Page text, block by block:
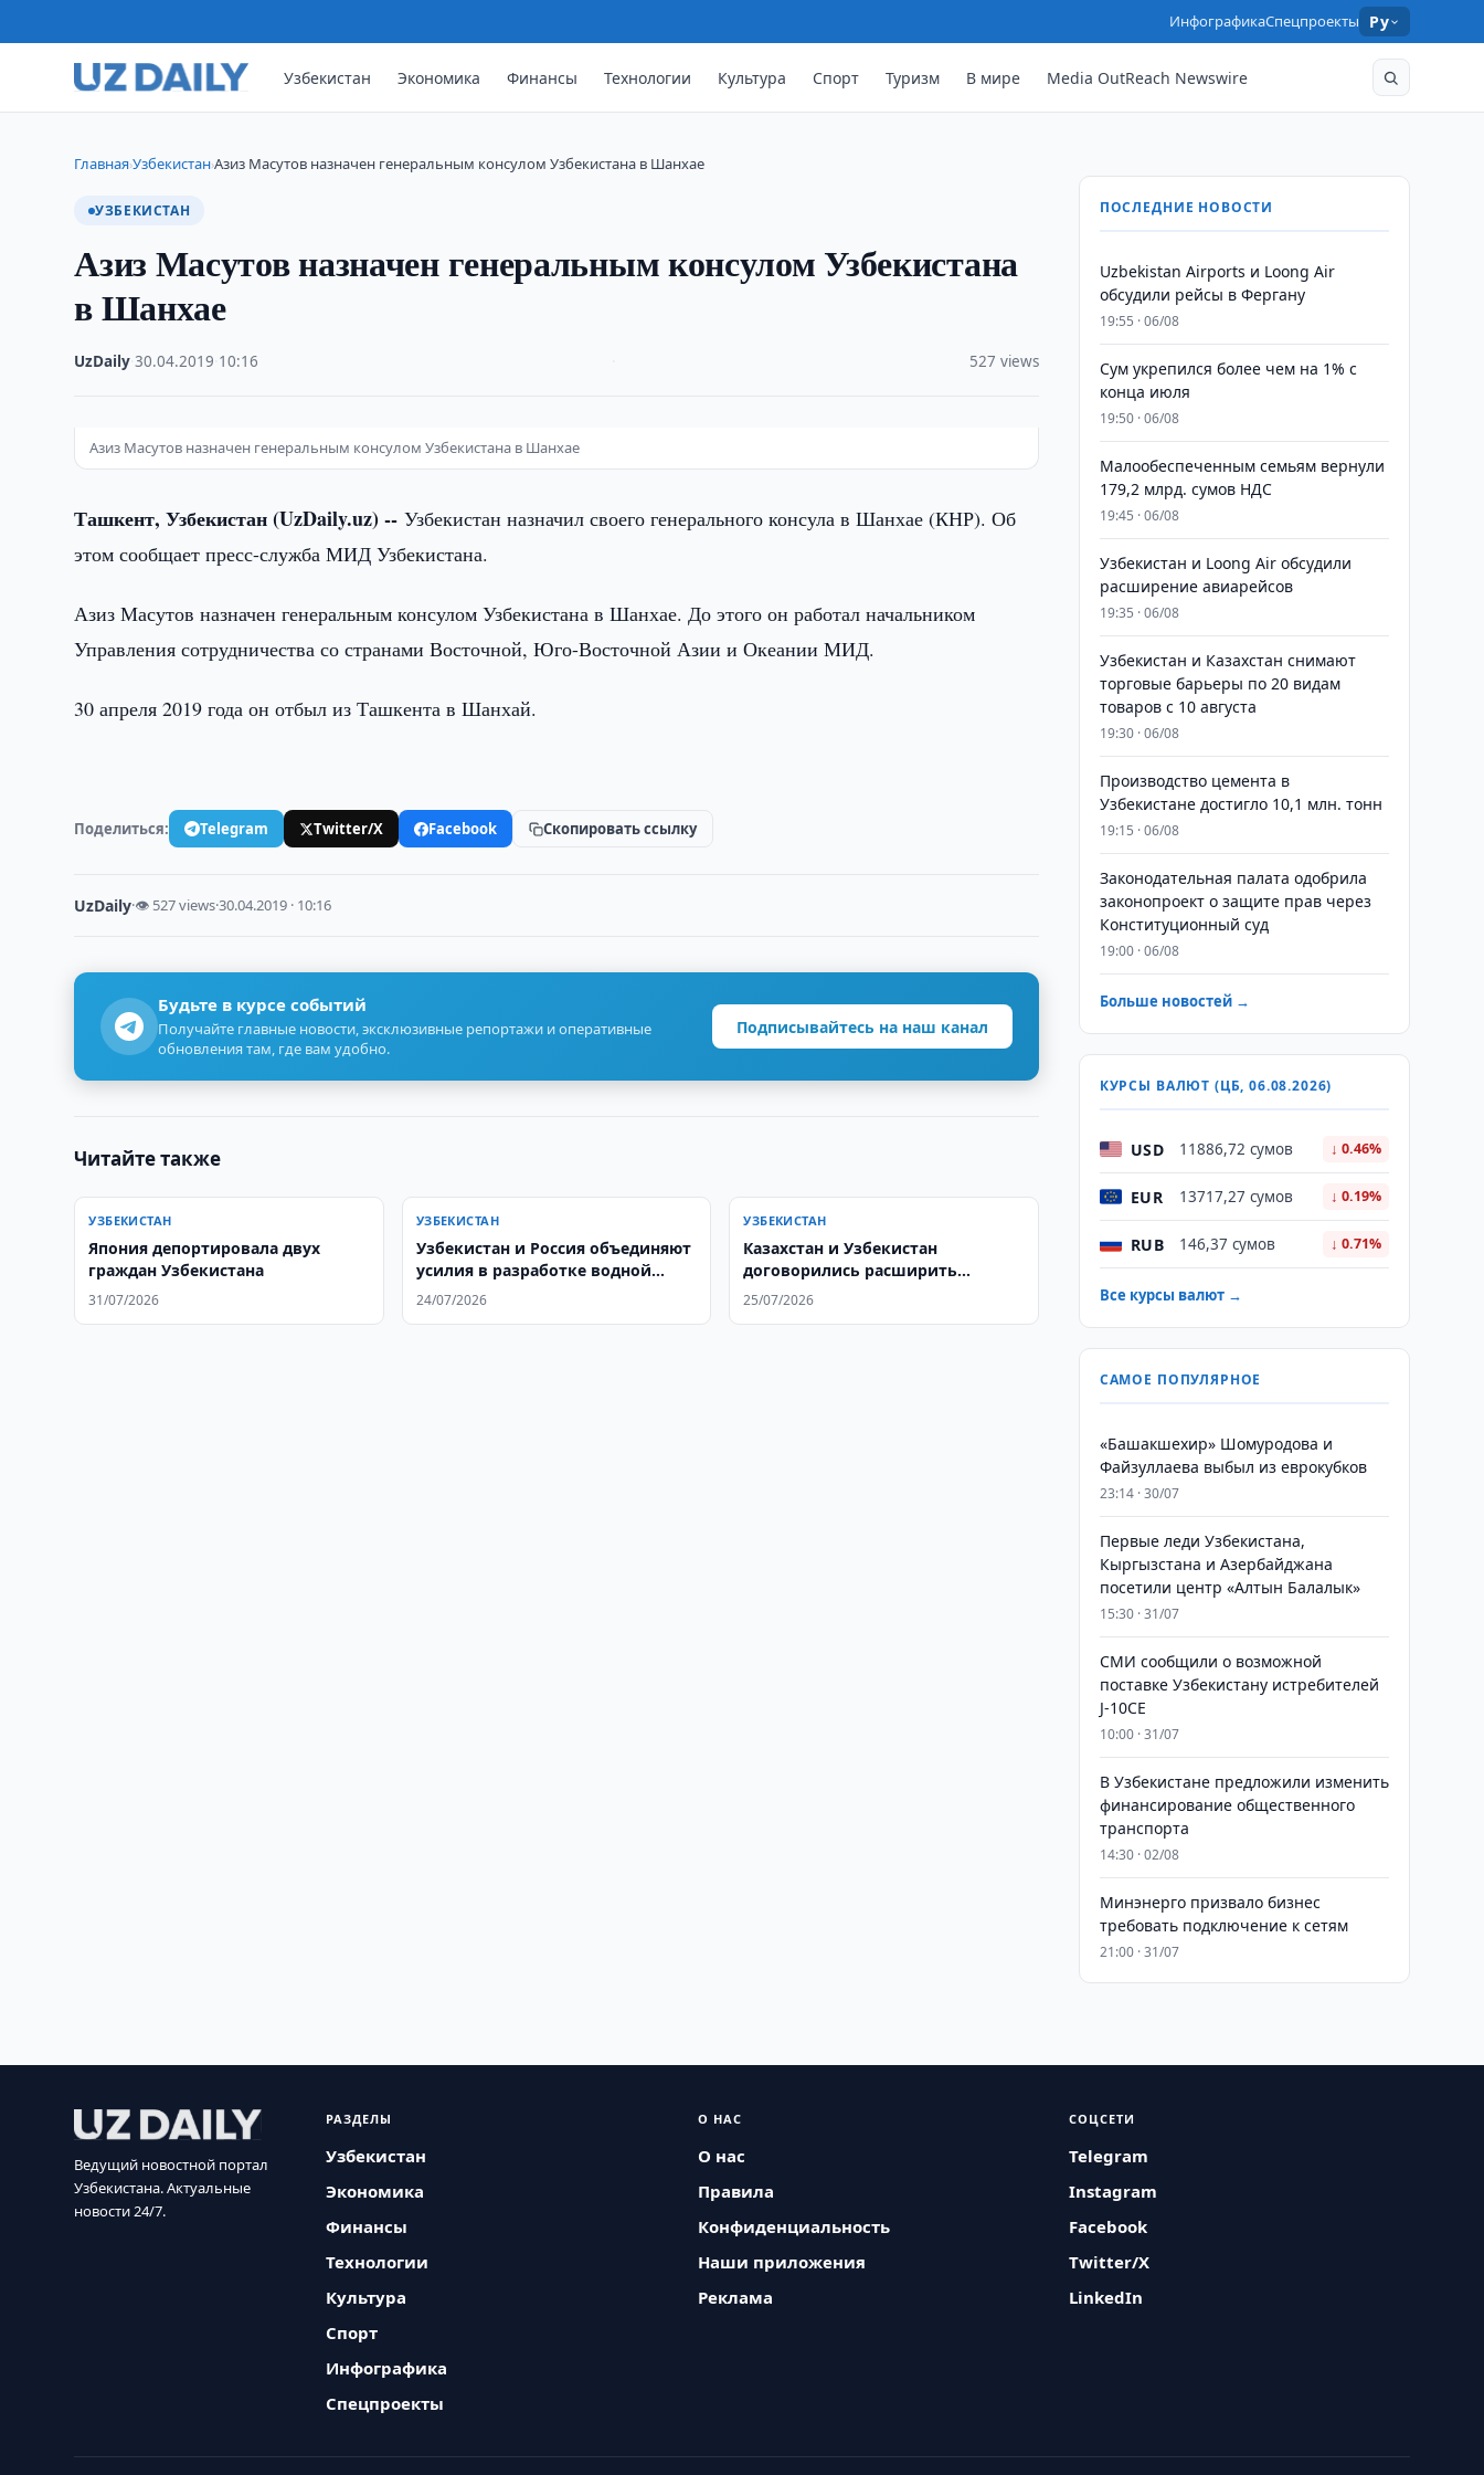
ИнфографикаСпецпроекты Ру
Узбекистан Экономика Финансы Технологии Культура Спорт Туризм В мире Media OutReach Newswire
Главная›Узбекистан›Азиз Масутов назначен генеральным консулом Узбекистана в Шанхае
УЗБЕКИСТАН
Азиз Масутов назначен генеральным консулом Узбекистана
в Шанхае
UzDaily ·30.04.2019 10:16 527 views
Азиз Масутов назначен генеральным консулом Узбекистана в Шанхае
Ташкент, Узбекистан (UzDaily.uz) --Узбекистан назначил своего генерального консула в Шанхае (КНР). Об
этом сообщает пресс-служба МИД Узбекистана.
Азиз Масутов назначен генеральным консулом Узбекистана в Шанхае. До этого он работал начальником
Управления сотрудничества со странами Восточной, Юго-Восточной Азии и Океании МИД.
30 апреля 2019 года он отбыл из Ташкента в Шанхай.
Поделиться: Telegram Twitter/X Facebook Скопировать ссылку
UzDaily·👁 527 views·30.04.2019 · 10:16
Будьте в курсе событий
Получайте главные новости, эксклюзивные репортажи и оперативные
обновления там, где вам удобно.
Подписывайтесь на наш канал
Читайте также
УЗБЕКИСТАН
Япония депортировала двух
граждан Узбекистана
31/07/2026
УЗБЕКИСТАН
Узбекистан и Россия объединяют
усилия в разработке водной
стратегии до 2050 года
24/07/2026
УЗБЕКИСТАН
Казахстан и Узбекистан
договорились расширить
экономическое сотрудничество
25/07/2026
ПОСЛЕДНИЕ НОВОСТИ
Uzbekistan Airports и Loong Air
обсудили рейсы в Фергану
19:55 · 06/08
Сум укрепился более чем на 1% с
конца июля
19:50 · 06/08
Малообеспеченным семьям вернули
179,2 млрд. сумов НДС
19:45 · 06/08
Узбекистан и Loong Air обсудили
расширение авиарейсов
19:35 · 06/08
Узбекистан и Казахстан снимают
торговые барьеры по 20 видам
товаров с 10 августа
19:30 · 06/08
Производство цемента в
Узбекистане достигло 10,1 млн. тонн
19:15 · 06/08
Законодательная палата одобрила
законопроект о защите прав через
Конституционный суд
19:00 · 06/08
Больше новостей →
КУРСЫ ВАЛЮТ (ЦБ, 06.08.2026)
USD 11886,72 сумов ↓ 0.46%
EUR 13717,27 сумов ↓ 0.19%
RUB 146,37 сумов ↓ 0.71%
Все курсы валют →
САМОЕ ПОПУЛЯРНОЕ
«Башакшехир» Шомуродова и
Файзуллаева выбыл из еврокубков
23:14 · 30/07
Первые леди Узбекистана,
Кыргызстана и Азербайджана
посетили центр «Алтын Балалык»
15:30 · 31/07
СМИ сообщили о возможной
поставке Узбекистану истребителей
J-10CE
10:00 · 31/07
В Узбекистане предложили изменить
финансирование общественного
транспорта
14:30 · 02/08
Минэнерго призвало бизнес
требовать подключение к сетям
21:00 · 31/07
Ведущий новостной портал
Узбекистана. Актуальные
новости 24/7.
РАЗДЕЛЫ
Узбекистан
Экономика
Финансы
Технологии
Культура
Спорт
Инфографика
Спецпроекты
О НАС
О нас
Правила
Конфиденциальность
Наши приложения
Реклама
СОЦСЕТИ
Telegram
Instagram
Facebook
Twitter/X
LinkedIn